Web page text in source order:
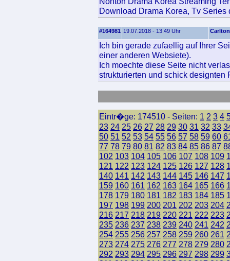
Download Drama Korea, Tv
#164981 19.07.2018 - 13:49 Uhr Carlton
Ich bin gerade zufaellig auf Ihrer
einer anderen Websiete).
Ich moechte diese Seite nicht
strukturierten und schick designten
Eintr�ge: 174510 - Seiten: 1 2 3 4
23 24 25 26 27 28 29 30 31 32 33
50 51 52 53 54 55 56 57 58 59 60
77 78 79 80 81 82 83 84 85 86 87
102 103 104 105 106 107 108 109
121 122 123 124 125 126 127 128
140 141 142 143 144 145 146 147
159 160 161 162 163 164 165 166
178 179 180 181 182 183 184 185
197 198 199 200 201 202 203 204
216 217 218 219 220 221 222 223
235 236 237 238 239 240 241 242
254 255 256 257 258 259 260 261
273 274 275 276 277 278 279 280
292 293 294 295 296 297 298 299